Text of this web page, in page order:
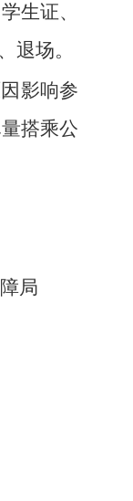
生证、
退场。
影响参
搭乘公
障局
日